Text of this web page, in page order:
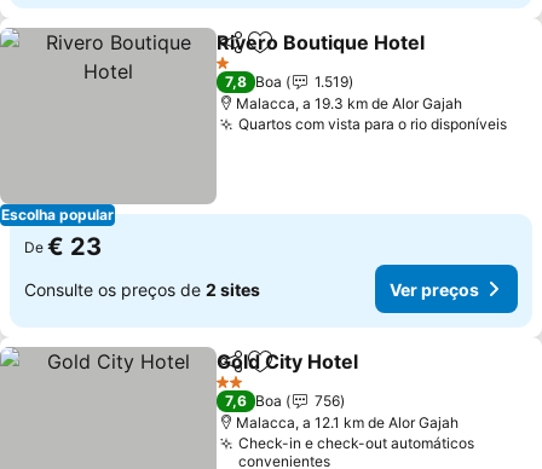
Escolha popular
PartilharAdicionar aos favoritos
Rivero Boutique Hotel
1 Estrelas
7,8 Boa
1.519
Malacca, a 19.3 km de Alor Gajah
Quartos com vista para o rio disponíveis
De € 23
Consulte os preços de 2 sites Ver preços
PartilharAdicionar aos favoritos
Gold City Hotel
2 Estrelas
7,6 Boa
756
Malacca, a 12.1 km de Alor Gajah
Check-in e check-out automáticos
convenientes